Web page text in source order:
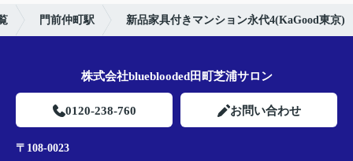
門前仲町駅 新品家具付きマンション永代4(KaGood東京)
株式会社blueblooded田町芝浦サロン
0120-238-760 お問い合わせ
〒108-0023